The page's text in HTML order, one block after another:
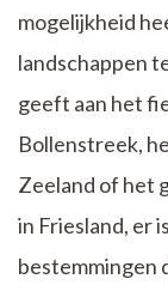
mogelijkheid
landschappen
geeft aan het
Bollenstreek,
Zeeland of het
in Friesland, er
bestemmingen